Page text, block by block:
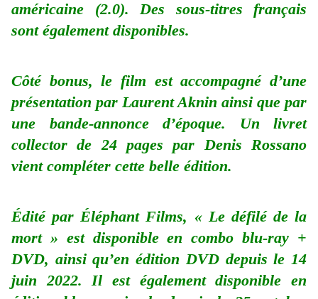
américaine (2.0). Des sous-titres français
sont également disponibles.
Côté bonus, le film est accompagné d’une
présentation par Laurent Aknin ainsi que par
une bande-annonce d’époque. Un livret
collector de 24 pages par Denis Rossano
vient compléter cette belle édition.
Édité par Éléphant Films, « Le défilé de la
mort » est disponible en combo blu-ray +
DVD, ainsi qu’en édition DVD depuis le 14
juin 2022. Il est également disponible en